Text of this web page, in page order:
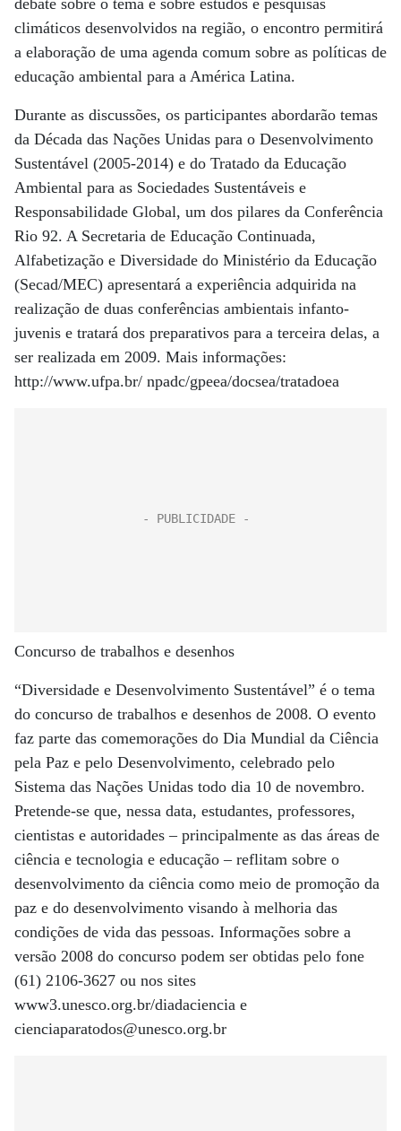
debate sobre o tema e sobre estudos e pesquisas
climáticos desenvolvidos na região, o encontro permitirá
a elaboração de uma agenda comum sobre as políticas de
educação ambiental para a América Latina.
Durante as discussões, os participantes abordarão temas
da Década das Nações Unidas para o Desenvolvimento
Sustentável (2005-2014) e do Tratado da Educação
Ambiental para as Sociedades Sustentáveis e
Responsabilidade Global, um dos pilares da Conferência
Rio 92. A Secretaria de Educação Continuada,
Alfabetização e Diversidade do Ministério da Educação
(Secad/MEC) apresentará a experiência adquirida na
realização de duas conferências ambientais infanto-
juvenis e tratará dos preparativos para a terceira delas, a
ser realizada em 2009. Mais informações:
http://www.ufpa.br/ npadc/gpeea/docsea/tratadoea
Concurso de trabalhos e desenhos
“Diversidade e Desenvolvimento Sustentável” é o tema
do concurso de trabalhos e desenhos de 2008. O evento
faz parte das comemorações do Dia Mundial da Ciência
pela Paz e pelo Desenvolvimento, celebrado pelo
Sistema das Nações Unidas todo dia 10 de novembro.
Pretende-se que, nessa data, estudantes, professores,
cientistas e autoridades – principalmente as das áreas de
ciência e tecnologia e educação – reflitam sobre o
desenvolvimento da ciência como meio de promoção da
paz e do desenvolvimento visando à melhoria das
condições de vida das pessoas. Informações sobre a
versão 2008 do concurso podem ser obtidas pelo fone
(61) 2106-3627 ou nos sites
www3.unesco.org.br/diadaciencia e
cienciaparatodos@unesco.org.br